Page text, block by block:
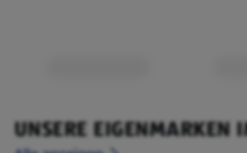
UNSERE EIGENMARKEN